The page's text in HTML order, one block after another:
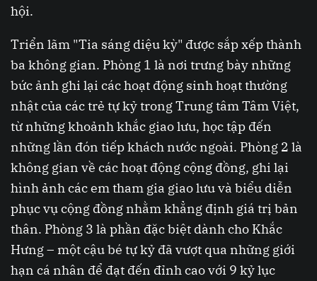
hội.
Triển lãm "Tia sáng diệu kỳ" được sắp xếp thành
ba không gian. Phòng 1 là nơi trưng bày những
bức ảnh ghi lại các hoạt động sinh hoạt thường
nhật của các trẻ tự kỷ trong Trung tâm Tâm Việt,
từ những khoảnh khắc giao lưu, học tập đến
những lần đón tiếp khách nước ngoài. Phòng 2 là
không gian về các hoạt động cộng đồng, ghi lại
hình ảnh các em tham gia giao lưu và biểu diễn
phục vụ cộng đồng nhằm khẳng định giá trị bản
thân. Phòng 3 là phần đặc biệt dành cho Khắc
Hưng – một cậu bé tự kỷ đã vượt qua những giới
hạn cá nhân để đạt đến đỉnh cao với 9 kỷ lục